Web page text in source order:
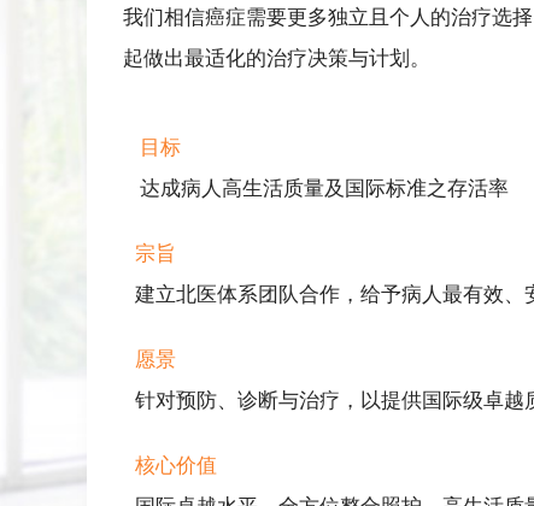
我们相信癌症需要更多独立且个人的治疗选
起做出最适化的治疗决策与计划。
目标
达成病人高生活质量及国际标准之存活率
宗旨
建立北医体系团队合作，给予病人最有效
愿景
针对预防、诊断与治疗，以提供国际级卓越
核心价值